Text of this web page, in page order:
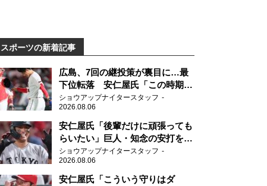
スポーツの新着記事
広島、7回の継投策が裏目に…最
下位転落 安仁屋氏「この時期に
来て勉強はない」
ショウアップナイタースタッフ
2026.08.06
安仁屋氏「後輩だけに頑張っても
らいたい」巨人・知念の安打を喜
ぶ
ショウアップナイタースタッフ
2026.08.06
安仁屋氏「こういう守りはダ